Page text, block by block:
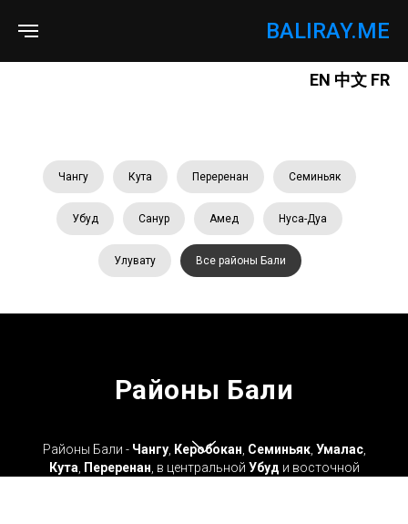
BALIRAY.ME
EN 中文 FR
Чангу Кута Переренан Семиньяк
Убуд Санур Амед Нуса-Дуа
Улувату Все районы Бали
Районы Бали
Районы Бали - Чангу, Керобокан Семиньяк, Умалас,
Кута
Переренан , в центральной Убуд и восточной